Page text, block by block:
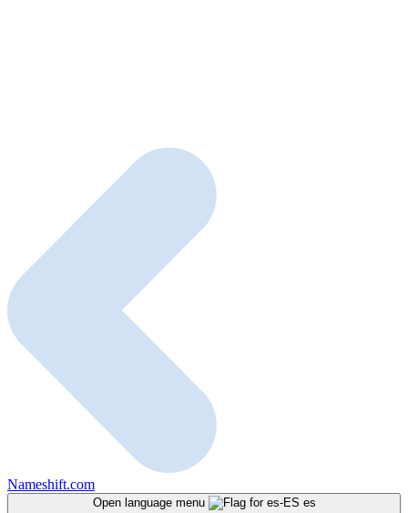
Nameshift.com
Open language menu es